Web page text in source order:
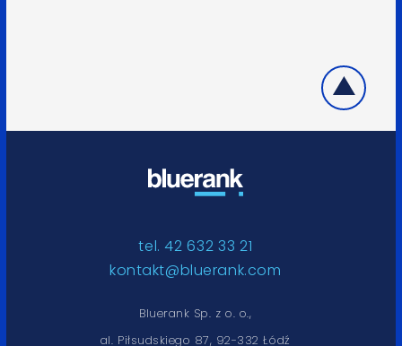
tel. 42 632 33 21
kontakt@bluerank.com
Bluerank Sp. z o. o.,
al. Piłsudskiego 87, 92-332 Łódź